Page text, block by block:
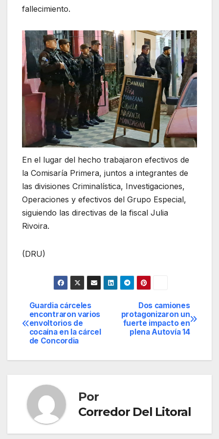
fallecimiento.
En el lugar del hecho trabajaron efectivos de
la Comisaría Primera, juntos a integrantes de
las divisiones Criminalística, Investigaciones,
Operaciones y efectivos del Grupo Especial,
siguiendo las directivas de la fiscal Julia
Rivoira.
(DRU)
Navegación
de
Dos camiones
protagonizaron un
fuerte impacto en
plena Autovía 14
Guardia cárceles
encontraron varios
envoltorios de
cocaína en la cárcel
de Concordia
Por
Corredor Del Litoral